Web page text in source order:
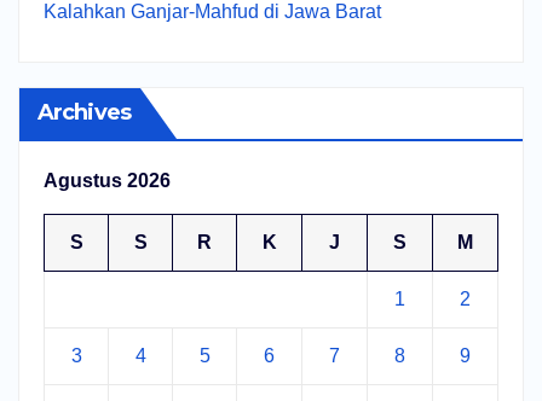
Kalahkan Ganjar-Mahfud di Jawa Barat
Archives
Agustus 2026
S S R K J S M
1 2
3 4 5 6 7 8 9